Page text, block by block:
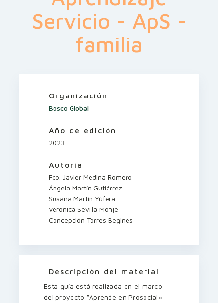
Servicio - ApS -
familia
Organización
Bosco Global
Año de edición
2023
Autoría
Fco. Javier Medina Romero
Ángela Martín Gutiérrez
Susana Martín Yúfera
Verónica Sevilla Monje
Concepción Torres Begines
Descripción del material
Esta guía está realizada en el marco
del proyecto “Aprende en Prosocial»